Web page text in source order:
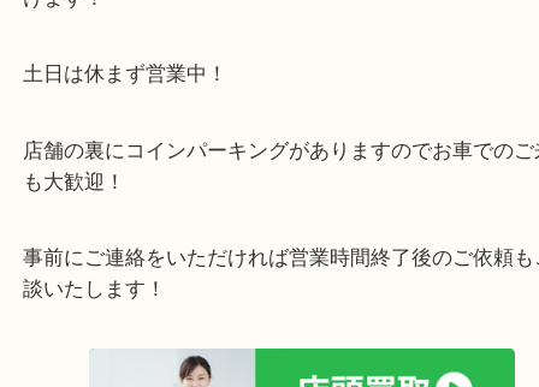
で業界最多の買取品目数で使わなくなったお品物を
しています！
全国展開のスケールメリットで高価買取り！
女性の鑑定士もおりますので初めての方でも安心し
けます！
土日は休まず営業中！